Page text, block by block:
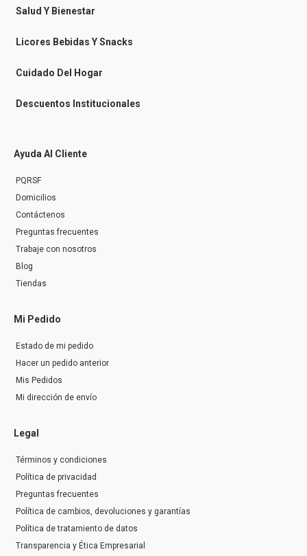
s
s
n
g
r
Salud Y Bienestar
Licores Bebidas Y Snacks
Cuidado Del Hogar
Descuentos Institucionales
Ayuda Al Cliente
PQRSF
Domicilios
Contáctenos
Preguntas frecuentes
Trabaje con nosotros
Blog
Tiendas
Mi Pedido
Estado de mi pedido
Hacer un pedido anterior
Mis Pedidos
Mi dirección de envío
Legal
Términos y condiciones
Política de privacidad
Preguntas frecuentes
Política de cambios, devoluciones y garantías
Política de tratamiento de datos
Transparencia y Ética Empresarial